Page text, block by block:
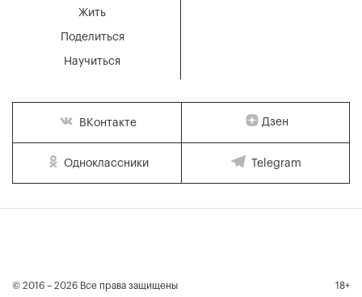
Жить
Поделиться
Научиться
ВКонтакте Дзен
Одноклассники Telegram
© 2016 – 2026 Все права защищены 18+